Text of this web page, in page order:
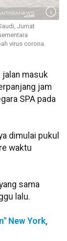
Jumat
virus corona.
jalan masuk
jam
SPA pada
dimulai pukul
waktu
sama
lalu.
New York,